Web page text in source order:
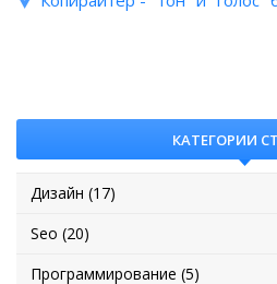
КАТЕГОРИИ
Дизайн (17)
Seo (20)
Программирование (5)